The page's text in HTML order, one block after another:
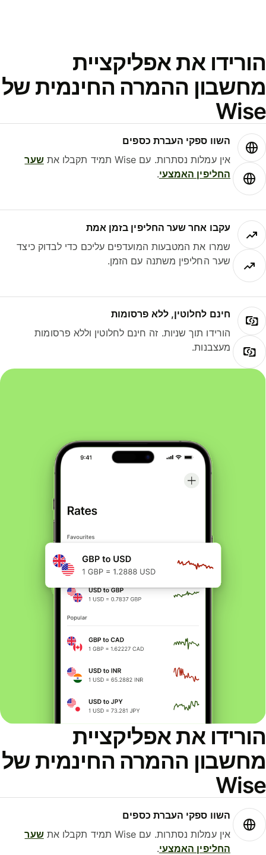
את אפליקציית
ההמרה החינמית של
השוו ספקי העברת כספים
אין עמלות נסתרות. עם Wise תמיד תקבלו את
שער
החליפין האמצעי.
עקבו אחר שער החליפין בזמן אמת
שמרו את המטבעות המועדפים עליכם כדי לבדוק כיצד
שער החליפין משתנה עם הזמן.
חינם לחלוטין, ללא פרסומות
הורידו תוך שניות. זה חינם לחלוטין וללא פרסומות
מעצבנות.
את אפליקציית
ההמרה החינמית של
השוו ספקי העברת כספים
אין עמלות נסתרות. עם Wise תמיד תקבלו את
שער
החליפין האמצעי.